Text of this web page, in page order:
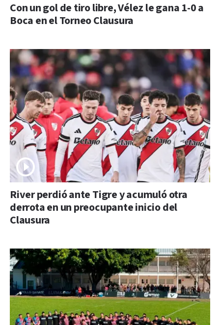
Con un gol de tiro libre, Vélez le gana 1-0 a
Boca en el Torneo Clausura
River perdió ante Tigre y acumuló otra
derrota en un preocupante inicio del
Clausura